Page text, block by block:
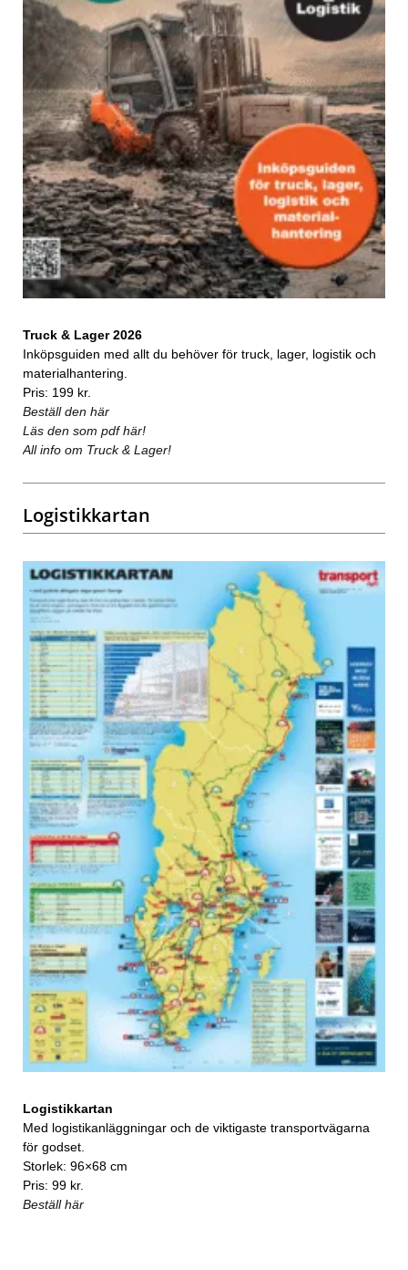
Truck & Lager 2026
Inköpsguiden med allt du behöver för truck, lager, logistik och
materialhantering.
Pris: 199 kr.
Beställ den här
Läs den som pdf här!
All info om Truck & Lager!
Logistikkartan
Logistikkartan
Med logistikanläggningar och de viktigaste transportvägarna
för godset.
Storlek: 96×68 cm
Pris: 99 kr.
Beställ här